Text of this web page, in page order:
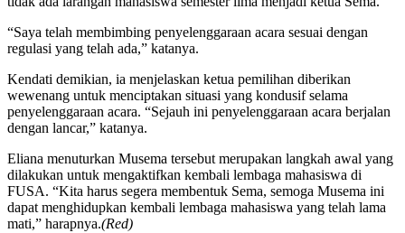
“Saya telah membimbing penyelenggaraan acara sesuai dengan
regulasi yang telah ada,” katanya.
Kendati demikian, ia menjelaskan ketua pemilihan diberikan
wewenang untuk menciptakan situasi yang kondusif selama
penyelenggaraan acara. “Sejauh ini penyelenggaraan acara berjalan
dengan lancar,” katanya.
Eliana menuturkan Musema tersebut merupakan langkah awal yang
dilakukan untuk mengaktifkan kembali lembaga mahasiswa di
FUSA. “Kita harus segera membentuk Sema, semoga Musema ini
dapat menghidupkan kembali lembaga mahasiswa yang telah lama
mati,” harapnya.(Red)